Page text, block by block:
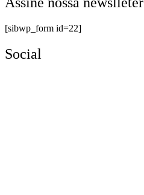
[sibwp_form id=22]
Social